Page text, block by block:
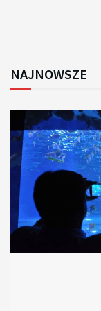
NAJNOWSZE